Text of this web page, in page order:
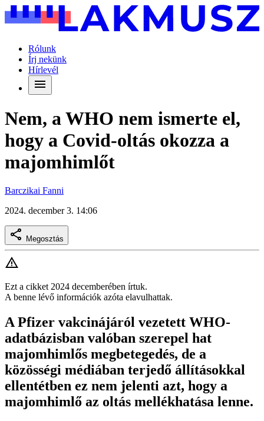
Rólunk
Írj nekünk
Hírlevél
Nem, a WHO nem ismerte el,
hogy a Covid-oltás okozza a
majomhimlőt
Barczikai Fanni
2024. december 3. 14:06
Megosztás
Ezt a cikket 2024 decemberében írtuk.
A benne lévő információk azóta elavulhattak.
A Pfizer vakcinájáról vezetett WHO-
adatbázisban valóban szerepel hat
majomhimlős megbetegedés, de a
közösségi médiában terjedő állításokkal
ellentétben ez nem jelenti azt, hogy a
majomhimlő az oltás mellékhatása lenne.